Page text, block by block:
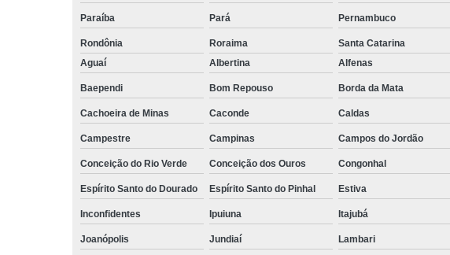
Paraíba Pará Pernambuco
Rondônia Roraima Santa Catarina
Aguaí
Albertina Alfenas
Baependi Bom Repouso Borda da Mata
Cachoeira de Minas Caconde Caldas
Campestre Campinas Campos do Jordão
Conceição do Rio Verde Conceição dos Ouros Congonhal
Espírito Santo do Dourado Espírito Santo do Pinhal Estiva
Inconfidentes Ipuiuna Itajubá
Joanópolis Jundiaí Lambari